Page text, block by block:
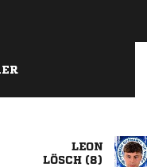

 